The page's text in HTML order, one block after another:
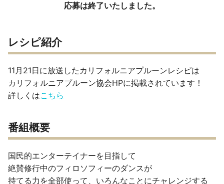
応募は終了いたしました。
レシピ紹介
11月21日に放送したカリフォルニアプルーンレシピは
カリフォルニアプルーン協会HPに掲載されています！
詳しくはこちら
番組概要
国民的エンターテイナーを目指して
絶賛修行中のフィロソフィーのダンスが
持てる力を全部使って、いろんなことにチャレンジする